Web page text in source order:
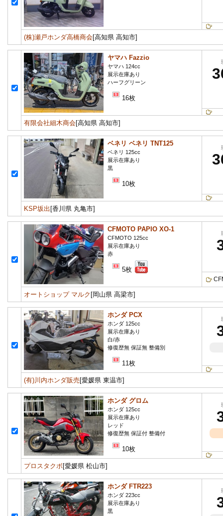
(株)瀬戸ホンダ高橋商会[高知県 高知市]
ヤマハ Fazzio
ヤマハ 124cc
展示在庫あり
ハーフグリーン
16枚
有限会社細木商会[高知県 高知市]
ベネリ ベネリ TNT125
ベネリ 125cc
展示在庫あり
黒
10枚
KSP坂出 [香川県 丸亀市]
CFMOTO PAPIO XO-1
CFMOTO 125cc
展示在庫あり
赤
5枚
オートショップ マルク [岡山県 高梁市]
ホンダ PCX
ホンダ 125cc
展示在庫あり
白/赤
修復歴無 保証無 整備別
11枚
(有)川内ホンダ販売 [愛媛県 東温市]
ホンダ グロム
ホンダ 125cc
展示在庫あり
レッド
修復歴無 保証付 整備付
10枚
プロスタクボ[愛媛県 松山市]
ホンダ FTR223
ホンダ 223cc
展示在庫あり
黒